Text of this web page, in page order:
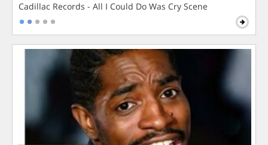
Cadillac Records - All I Could Do Was Cry Scene